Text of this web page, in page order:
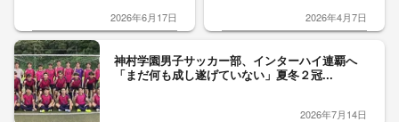
2026年6月17日 2026年4月7日
神村学園男子サッカー部、インターハイ連覇へ
「まだ何も成し遂げていない」夏冬２冠...
2026年7月14日